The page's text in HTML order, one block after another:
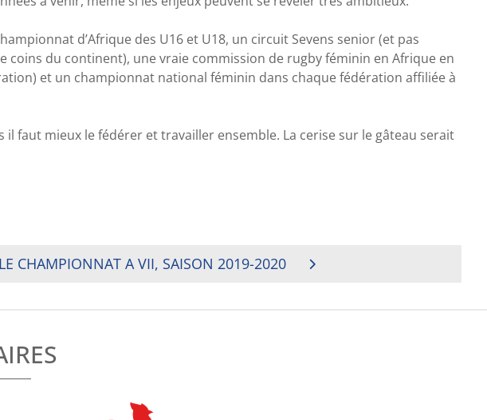
d’Afrique des U16 et U18, un circuit Sevens senior (et pas
du continent), une vraie commission de rugby féminin en Afrique en
et un championnat national féminin dans chaque fédération affiliée à
il faut mieux le fédérer et travailler ensemble. La cerise sur le gâteau serait
CHAMPIONNAT A VII, SAISON 2019-2020